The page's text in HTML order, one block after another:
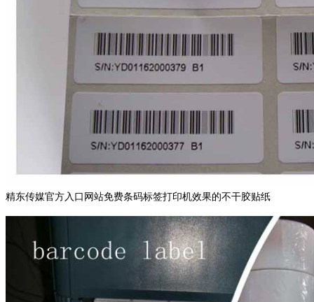
精东传媒官方入口网站免费条码标签打印机效果的不干胶贴纸